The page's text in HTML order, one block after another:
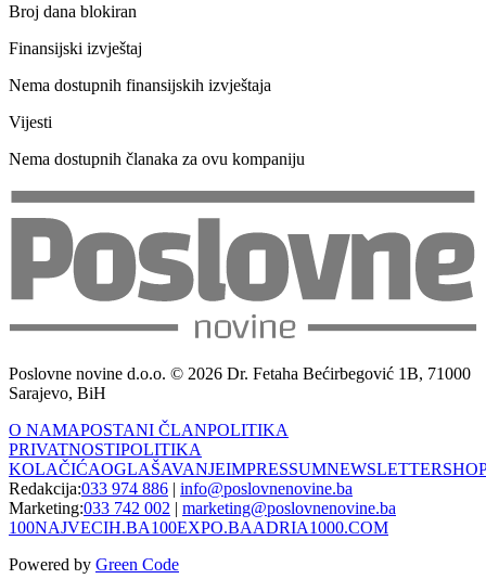
Broj dana blokiran
Finansijski izvještaj
Nema dostupnih finansijskih izvještaja
Vijesti
Nema dostupnih članaka za ovu kompaniju
Poslovne novine d.o.o. © 2026 Dr. Fetaha Bećirbegović 1B, 71000
Sarajevo, BiH
O NAMAPOSTANI ČLANPOLITIKA
PRIVATNOSTIPOLITIKA
KOLAČIĆAOGLAŠAVANJEIMPRESSUMNEWSLETTER
Redakcija:033 974 886 | info@poslovnenovine.ba
Marketing:033 742 002 | marketing@poslovnenovine.ba
100NAJVECIH.BA100EXPO.BAADRIA1000.COM
Powered by Green Code